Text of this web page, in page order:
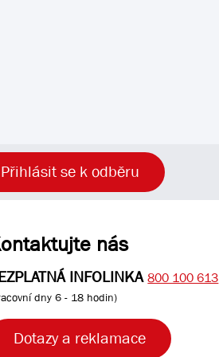
Přihlásit se k odběru
nás
INFOLINKA 800 100 613
dny 6 - 18 hodin)
Dotazy a reklamace